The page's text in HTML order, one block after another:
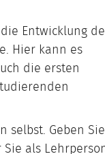
Entwicklung
Hier kann es
die ersten
selbst. Geben Sie
als